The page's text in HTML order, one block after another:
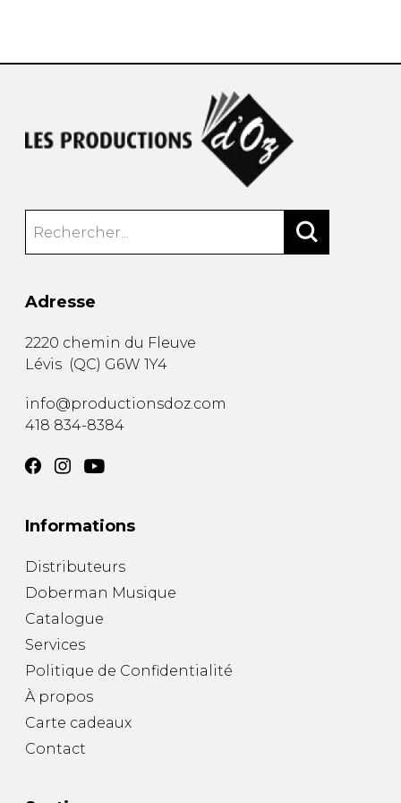
Adresse
2220 chemin du Fleuve
Lévis (QC) G6W 1Y4
info@productionsdoz.com
418 834-8384
Informations
Distributeurs
Doberman Musique
Catalogue
Services
Politique de Confidentialité
À propos
Carte cadeaux
Contact